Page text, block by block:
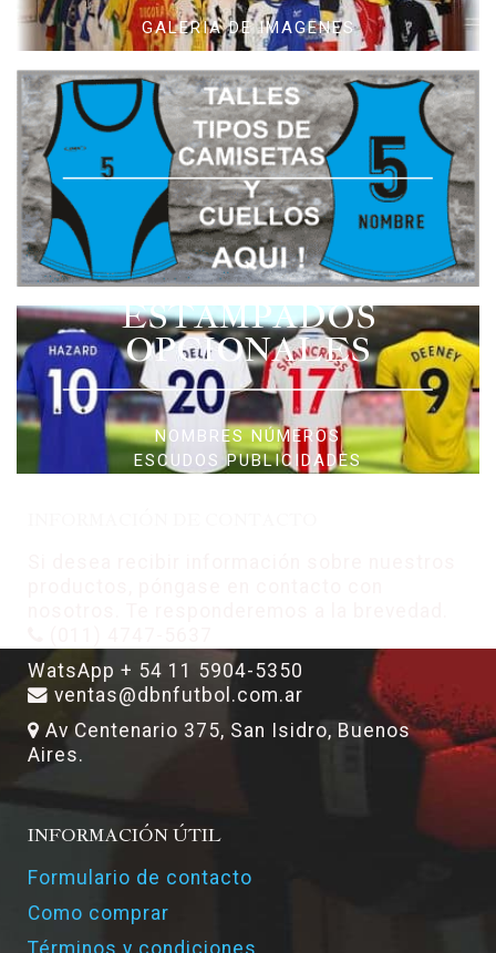
GALERIA DE IMAGENES
ESTAMPADOS
OPCIONALES
NOMBRES NÚMEROS
ESCUDOS PUBLICIDADES
WatsApp + 54 11 5904-5350
ventas@dbnfutbol.com.ar
Av Centenario 375, San Isidro, Buenos
Aires.
INFORMACIÓN ÚTIL
Formulario de contacto
Como comprar